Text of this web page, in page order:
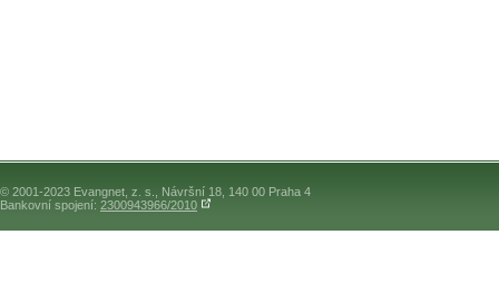
© 2001-2023 Evangnet, z. s., Návršní 18, 140 00 Praha 4
Bankovní spojení: 2300943966/2010